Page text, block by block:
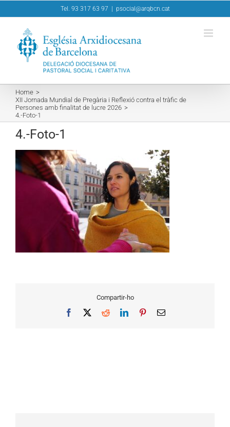
to
Tel. 93 317 63 97 psocial@arqbcn.cat
Home
XII Jornada Mundial de Pregària i Reflexió contra el tràfic de
Persones amb finalitat de lucre 2026
4.-Foto-1
4.-Foto-1
Compartir-ho
Facebook RedditLinkedInPinterestEmail